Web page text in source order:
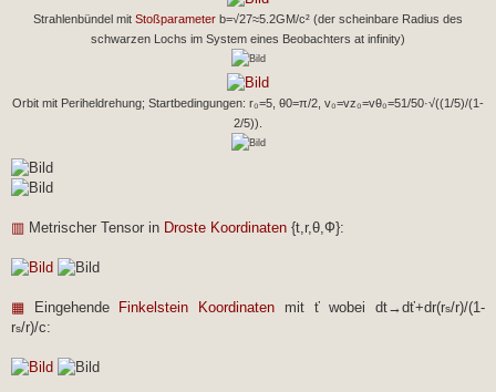
Strahlenbündel mit Stoßparameter b=√27≈5.2GM/c² (der scheinbare Radius des
schwarzen Lochs im System eines Beobachters at infinity)
Orbit mit Periheldrehung; Startbedingungen: r₀=5, θ0=π/2, v₀=vz₀=vθ₀=51/50·√((1/5)/(1-
2/5)).
▥ Metrischer Tensor in Droste Koordinaten {t,r,θ,Ф}:
▦ Eingehende Finkelstein Koordinaten mit ť wobei dt→dť+dr(rs/r)/(1-
rs/r)/c: